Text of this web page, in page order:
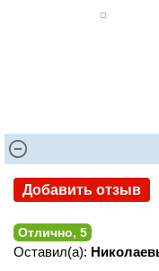
Добавить отзыв
Отлично, 5
Оставил(а):